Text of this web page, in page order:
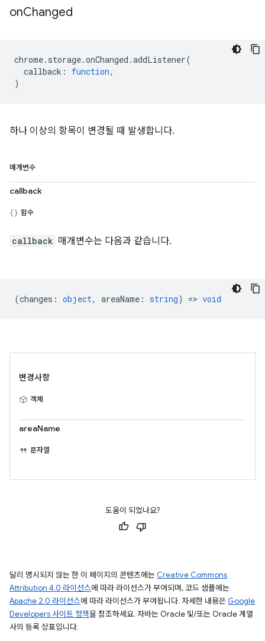
onChanged
chrome. storage.onChanged .addListener(
callback : function,
)
하나 이상의 항목이 변경될 때 발생합니다.
매개변수
callback
함수
callback 매개변수는 다음과 같습니다.
(changes : object, areaName : string) => void
변경사항
객체
areaName
문자열
도움이 되었나요?
달리 명시되지 않는 한 이 페이지의 콘텐츠에는 Creative Commons
Attribution 4.0 라이선스에 따라 라이선스가 부여되며, 코드 샘플에는
Apache 2.0 라이선스에 따라 라이선스가 부여됩니다. 자세한 내용은 Google
Developers 사이트 정책을 참조하세요. 자바는 Oracle 및/또는 Oracle 계열
사의 등록 상표입니다.